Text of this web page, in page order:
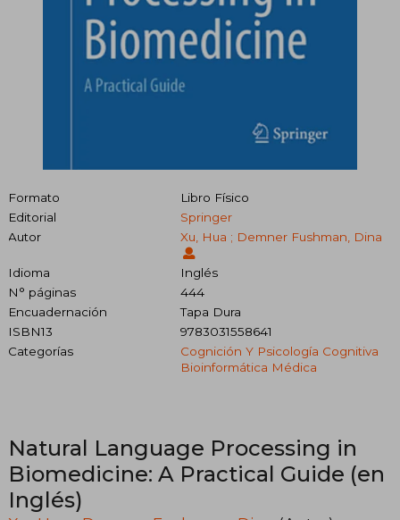
Formato
Libro Físico
Editorial
Springer
Autor
Xu, Hua ; Demner Fushman, Dina
Idioma
Inglés
N° páginas
444
Encuadernación
Tapa Dura
ISBN13
9783031558641
Categorías
Cognición Y Psicología Cognitiva
Bioinformática Médica
Natural Language Processing in
Biomedicine: A Practical Guide (en
Inglés)